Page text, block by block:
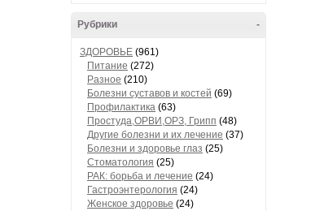
-
Рубрики
ЗДОРОВЬЕ (961)
Питание (272)
Разное (210)
Болезни суставов и костей (69)
Профилактика (63)
Простуда,ОРВИ,ОРЗ, Грипп (48)
Другие болезни и их лечение (37)
Болезни и здоровье глаз (25)
Стоматология (25)
РАК: борьба и лечение (24)
Гастроэнтерология (24)
Женское здоровье (24)